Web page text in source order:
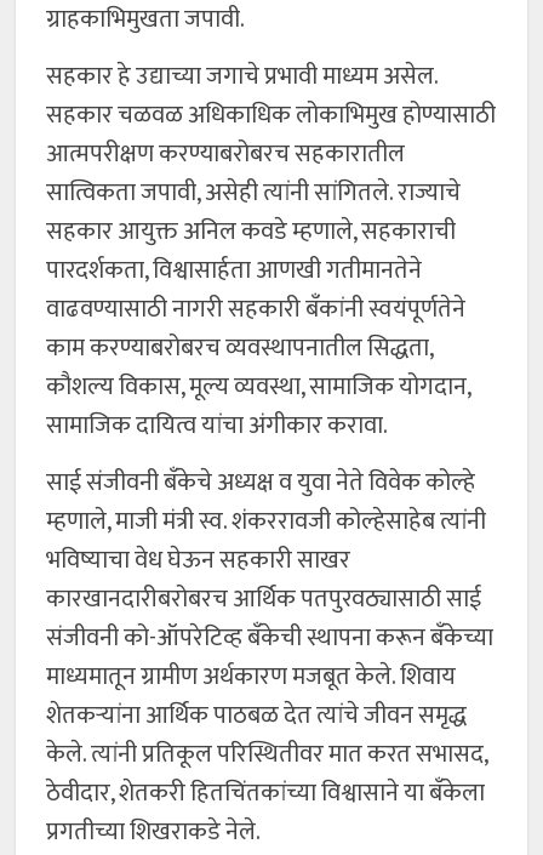
ग्राहकाभिमुखता जपावी.
सहकार हे उद्याच्या जगाचे प्रभावी माध्यम असेल.
सहकार चळवळ अधिकाधिक लोकाभिमुख होण्यासाठी
आत्मपरीक्षण करण्याबरोबरच सहकारातील
सात्विकता जपावी, असेही त्यांनी सांगितले. राज्याचे
सहकार आयुक्त अनिल कवडे म्हणाले, सहकाराची
पारदर्शकता, विश्वासार्हता आणखी गतीमानतेने
वाढवण्यासाठी नागरी सहकारी बँकांनी स्वयंपूर्णतेने
काम करण्याबरोबरच व्यवस्थापनातील सिद्धता,
कौशल्य विकास, मूल्य व्यवस्था, सामाजिक योगदान,
सामाजिक दायित्व यांचा अंगीकार करावा.
साई संजीवनी बँकेचे अध्यक्ष व युवा नेते विवेक कोल्हे
म्हणाले, माजी मंत्री स्व. शंकररावजी कोल्हेसाहेब त्यांनी
भविष्याचा वेध घेऊन सहकारी साखर
कारखानदारीबरोबरच आर्थिक पतपुरवठ्यासाठी साई
संजीवनी को-ऑपरेटिव्ह बँकेची स्थापना करून बँकेच्या
माध्यमातून ग्रामीण अर्थकारण मजबूत केले. शिवाय
शेतकऱ्यांना आर्थिक पाठबळ देत त्यांचे जीवन समृद्ध
केले. त्यांनी प्रतिकूल परिस्थितीवर मात करत सभासद,
ठेवीदार, शेतकरी हितचिंतकांच्या विश्वासाने या बँकेला
प्रगतीच्या शिखराकडे नेले.